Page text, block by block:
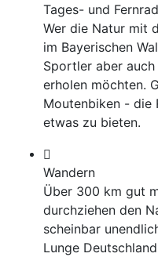
Tages- und
Wer die Natur mit
im Bayerischen
Sportler aber
erholen möchten.
Moutenbiken - die
etwas zu bieten.
Wandern
Über 300 km gut
durchziehen den
scheinbar
Lunge